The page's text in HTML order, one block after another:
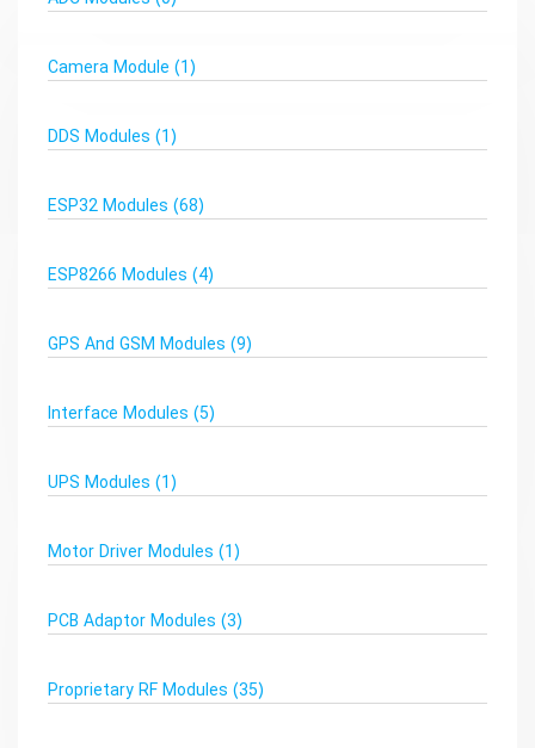
Camera Module (1)
DDS Modules (1)
ESP32 Modules (68)
ESP8266 Modules (4)
GPS And GSM Modules (9)
Interface Modules (5)
UPS Modules (1)
Motor Driver Modules (1)
PCB Adaptor Modules (3)
Proprietary RF Modules (35)